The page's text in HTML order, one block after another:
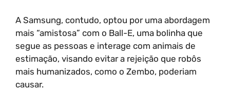
A Samsung, contudo, optou por uma abordagem
mais “amistosa” com o Ball-E, uma bolinha que
segue as pessoas e interage com animais de
estimação, visando evitar a rejeição que robôs
mais humanizados, como o Zembo, poderiam
causar.